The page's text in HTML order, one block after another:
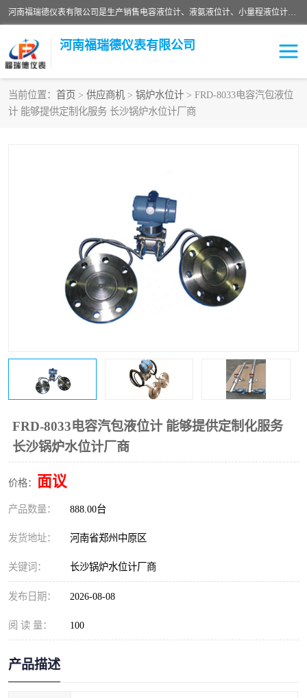
河南福瑞德仪表有限公司是生产销售电容液位计、液氨液位计、小量程液位计定制、智能锅炉水位计、液氮液位计等；并在产品开发、研制的过程中，吸取国内外仪器仪表的技术精华，建立了一支高、精、尖的科研开发队伍，使产品性能不断升级。
河南福瑞德仪表有限公司
当前位置： 首页 > 供应商机 > 锅炉水位计 > FRD-8033电容汽包液位
计 能够提供定制化服务 长沙锅炉水位计厂商
FRD-8033电容汽包液位计 能够提供定制化服务
长沙锅炉水位计厂商
价格： 面议
产品数量： 888.00台
发货地址： 河南省郑州中原区
关键词： 长沙锅炉水位计厂商
发布日期： 2026-08-08
阅 读 量： 100
产品描述
液位计 液位传感器
液位计传感器定制
物位计
油量传感器 测漏仪
流量仪表 加油站液位仪